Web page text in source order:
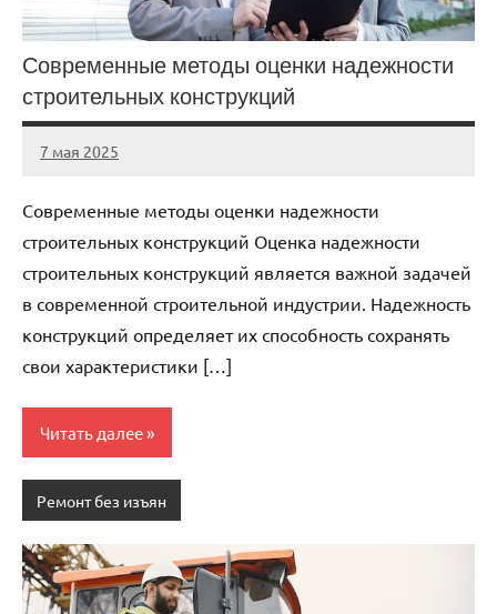
Современные методы оценки надежности
строительных конструкций
7 мая 2025
gorod_stroi_
Нет
Современные методы оценки надежности
строительных конструкций Оценка надежности
строительных конструкций является важной задачей
в современной строительной индустрии. Надежность
конструкций определяет их способность сохранять
свои характеристики […]
Читать далее
Ремонт без изъян